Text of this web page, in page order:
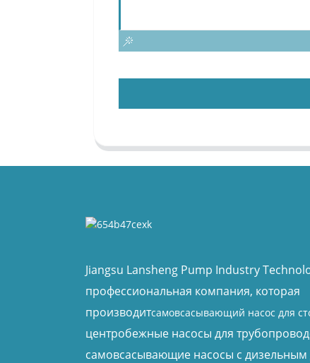
Jiangsu Lansheng Pump Industry
профессиональная компания, которая
производитсамовсасывающий насос для
центробежные насосы для
самовсасывающие насосы с дизельным